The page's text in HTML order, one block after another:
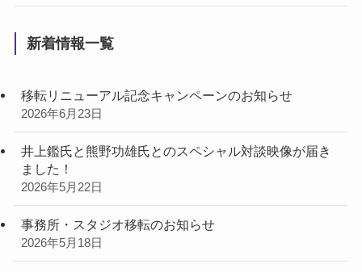
新着情報一覧
移転リニューアル記念キャンペーンのお知らせ
2026年6月23日
井上鑑氏と熊野功雄氏とのスペシャル対談映像が届き
ました！
2026年5月22日
事務所・スタジオ移転のお知らせ
2026年5月18日